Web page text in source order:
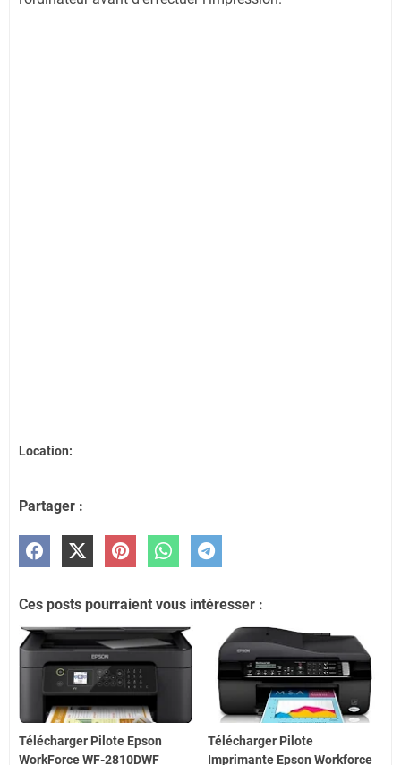
Location:
Partager :
Ces posts pourraient vous intéresser :
Télécharger Pilote Epson
WorkForce WF-2810DWF
Télécharger Pilote
Imprimante Epson Workforce